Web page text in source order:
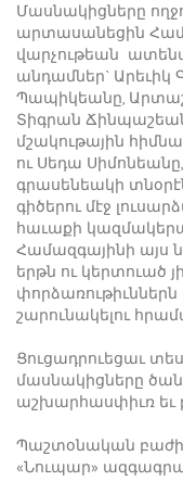
Մասնակիցները
արտասանեցին
վարչութեան
անդամներ` Արեւիկ
Պապիկեանը,
Տիգրան
մշակութային
ու Սեդա
գրասենեակի
գիծերու մէջ
հաւաքի
Համազգայինի այս
երթն ու կերտուած
շարունակելու
Ցուցադրուեցաւ
մասնակիցները
աշխարհասփիւռ եւ
Պաշտօնական
«Նուպար»